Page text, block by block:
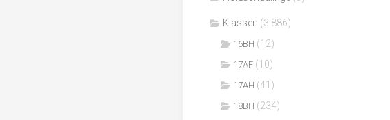
Klassen (3.886)
16BH (12)
17AF (10)
17AH (41)
18BH (234)